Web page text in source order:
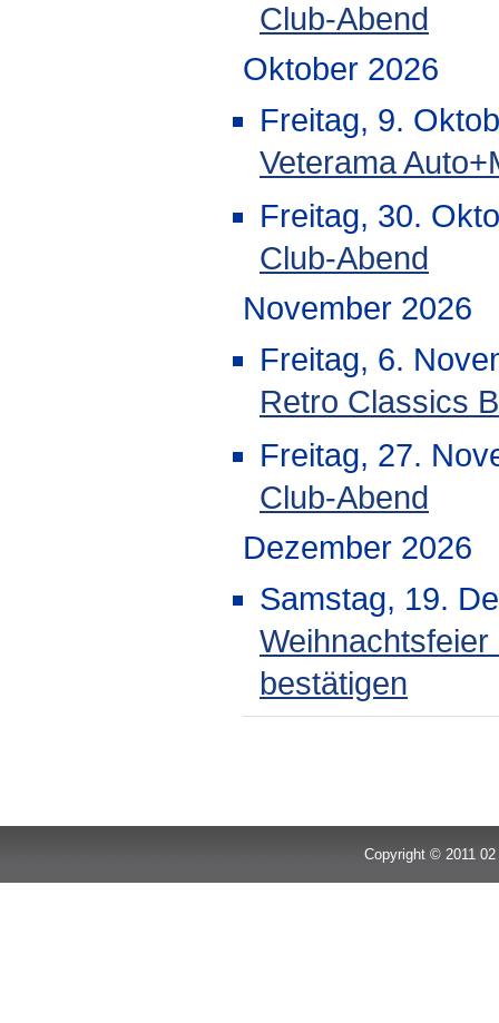
Club-Abend
Oktober 2026
Freitag, 9.
Veterama
Freitag, 30.
Club-Abend
November 2026
Freitag, 6.
Retro Classics
Freitag, 27.
Club-Abend
Dezember 2026
Samstag, 19.
bestätigen
Copyright © 2011